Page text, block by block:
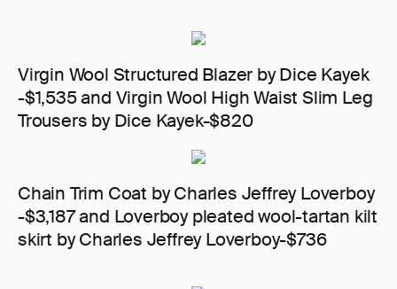
Virgin Wool Structured Blazer by Dice Kayek
-$1,535 and Virgin Wool High Waist Slim Leg
Trousers by Dice Kayek-$820
Chain Trim Coat by Charles Jeffrey Loverboy
-$3,187 and Loverboy pleated wool-tartan kilt
skirt by Charles Jeffrey Loverboy-$736